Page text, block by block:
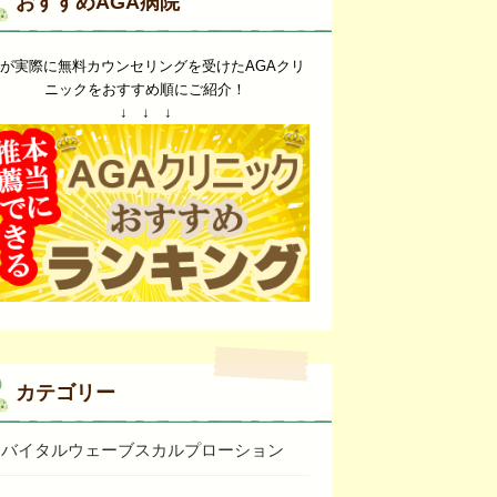
実際に無料カウンセリングを受けたAGAクリ
ニックをおすすめ順にご紹介！
↓ ↓ ↓
カテゴリー
バイタルウェーブスカルプローション